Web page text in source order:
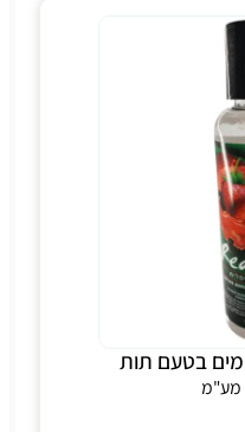
בטעם תות
מע"מ